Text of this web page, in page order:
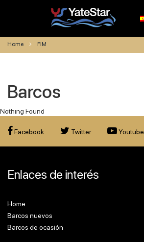
Home FIM
Barcos
Nothing Found
Facebook Twitter Youtube
Enlaces de interés
Home
Barcos nuevos
Barcos de ocasión